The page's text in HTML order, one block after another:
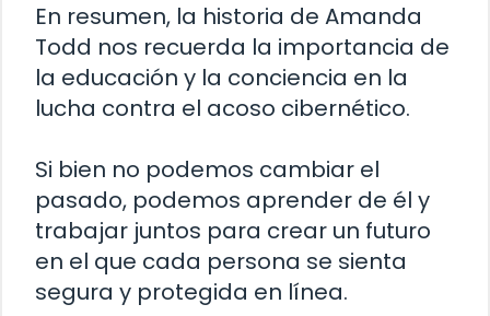
En resumen, la historia de Amanda
Todd nos recuerda la importancia de
la educación y la conciencia en la
lucha contra el acoso cibernético.
Si bien no podemos cambiar el
pasado, podemos aprender de él y
trabajar juntos para crear un futuro
en el que cada persona se sienta
segura y protegida en línea.